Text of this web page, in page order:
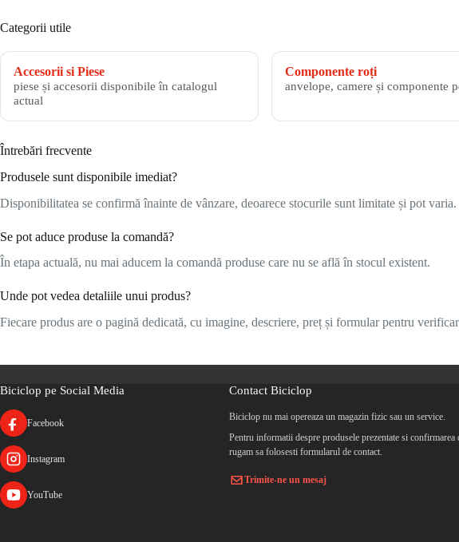
Categorii utile
Accesorii si Piese
piese și accesorii disponibile în catalogul
actual
Componente roți
anvelope, camere și componente
Întrebări frecvente
Produsele sunt disponibile imediat?
Disponibilitatea se confirmă înainte de vânzare, deoarece stocurile sunt limitate și pot varia.
Se pot aduce produse la comandă?
În etapa actuală, nu mai aducem la comandă produse care nu se află în stocul existent.
Unde pot vedea detaliile unui produs?
Fiecare produs are o pagină dedicată, cu imagine, descriere, preț și formular pentru
Biciclop pe Social Media
Facebook
Instagram
YouTube
Contact Biciclop
Biciclop nu mai opereaza un magazin fizic sau un service.
Pentru informatii despre produsele prezentate si
rugam sa folosesti formularul de contact.
Trimite-ne un mesaj